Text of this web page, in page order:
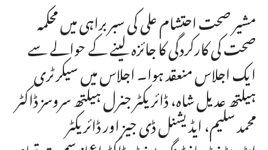
مشیر صحت احتشام علی کی سبربراہی میں محکمہ
صحت کی کارکردگی کا جائزہ لینے کے حوالے سے
ایک اجلاس منعقد ہوا۔ اجلاس میں سیکرٹری
ہیلتھ عدیل شاہ، ڈائریکٹر جنرل ہیلتھ سروسز ڈاکٹر
محمد سلیم، ایڈیشنل ڈی جیز اور ڈائریکٹر